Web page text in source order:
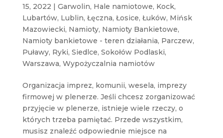
15, 2022 | Garwolin, Hale namiotowe, Kock,
Lubartów, Lublin, Łęczna, Łosice, Łuków, Mińsk
Mazowiecki, Namioty, Namioty Bankietowe,
Namioty bankietowe - teren działania, Parczew,
Puławy, Ryki, Siedlce, Sokołów Podlaski,
Warszawa, Wypożyczalnia namiotów
Organizacja imprez, komunii, wesela, imprezy
firmowej w plenerze. Jeśli chcesz zorganizować
przyjęcie w plenerze, istnieje wiele rzeczy, o
których trzeba pamiętać. Przede wszystkim,
musisz znaleźć odpowiednie miejsce na